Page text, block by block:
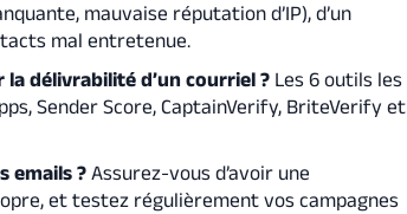
mauvaise réputation d’IP), d’un
mal entretenue.
délivrabilité d’un courriel ? Les 6 outils les
Sender Score, CaptainVerify, BriteVerify et
emails ?Assurez-vous d’avoir une
et testez régulièrement vos campagnes